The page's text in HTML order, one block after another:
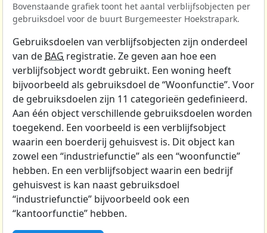
Bovenstaande grafiek toont het aantal verblijfsobjecten per
gebruiksdoel voor de buurt Burgemeester Hoekstrapark.
Gebruiksdoelen van verblijfsobjecten zijn onderdeel
van de BAG registratie. Ze geven aan hoe een
verblijfsobject wordt gebruikt. Een woning heeft
bijvoorbeeld als gebruiksdoel de “Woonfunctie”. Voor
de gebruiksdoelen zijn 11 categorieën gedefinieerd.
Aan één object verschillende gebruiksdoelen worden
toegekend. Een voorbeeld is een verblijfsobject
waarin een boerderij gehuisvest is. Dit object kan
zowel een “industriefunctie” als een “woonfunctie”
hebben. En een verblijfsobject waarin een bedrijf
gehuisvest is kan naast gebruiksdoel
“industriefunctie” bijvoorbeeld ook een
“kantoorfunctie” hebben.